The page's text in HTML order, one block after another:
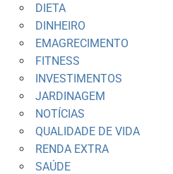
DIETA
DINHEIRO
EMAGRECIMENTO
FITNESS
INVESTIMENTOS
JARDINAGEM
NOTÍCIAS
QUALIDADE DE VIDA
RENDA EXTRA
SAÚDE